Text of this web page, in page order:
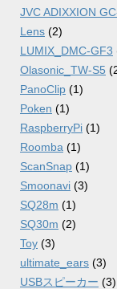
JVC ADIXXION
Lens (2)
LUMIX_DMC-GF3
Olasonic_TW-S5
PanoClip (1)
Poken (1)
RaspberryPi (1)
Roomba (1)
ScanSnap (1)
Smoonavi (3)
SQ28m (1)
SQ30m (2)
Toy (3)
ultimate_ears (3)
USBスピーカー (3)